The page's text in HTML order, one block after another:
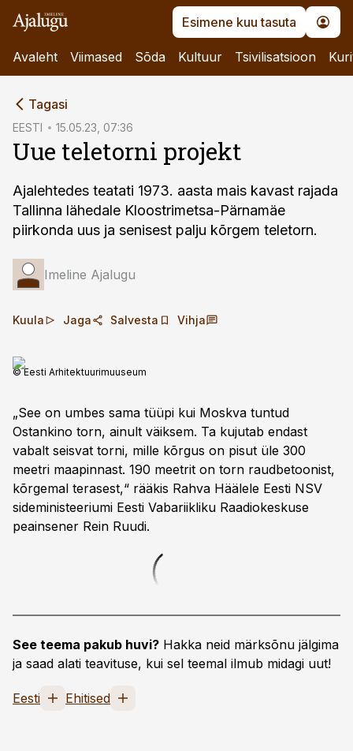
Esimene kuu tasuta
Avaleht Viimased Sõda Kultuur Tsivilisatsioon
Tagasi
EESTI 15.05.23, 07:36
Uue teletorni projekt
Ajalehtedes teatati 1973. aasta mais kavast rajada
Tallinna lähedale Kloostrimetsa-Pärnamäe
piirkonda uus ja senisest palju kõrgem teletorn.
Imeline Ajalugu
Kuula Jaga Salvesta Vihja
© Eesti Arhitektuurimuuseum
„See on umbes sama tüüpi kui Moskva tuntud
Ostankino torn, ainult väiksem. Ta kujutab endast
vabalt seisvat torni, mille kõrgus on pisut üle 300
meetri maapinnast. 190 meetrit on torn raudbetoonist,
kõrgemal terasest,“ rääkis Rahva Häälele Eesti NSV
sideministeeriumi Eesti Vabariikliku Raadio­keskuse
peainsener Rein Ruudi.
See teema pakub huvi? Hakka neid märksõnu jälgima
ja saad alati teavituse, kui sel teemal ilmub midagi uut!
Eesti Ehitised